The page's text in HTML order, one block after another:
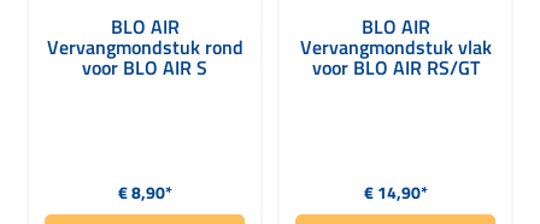
Gemiddelde waardering van 5 van 5 sterren
BLO AIR
Vervangmondstuk rond
voor BLO AIR S
Normale prijs:
€ 8,90*
BLO AIR
Vervangmondstuk vlak
voor BLO AIR RS/GT
Normale prijs:
€ 14,90*